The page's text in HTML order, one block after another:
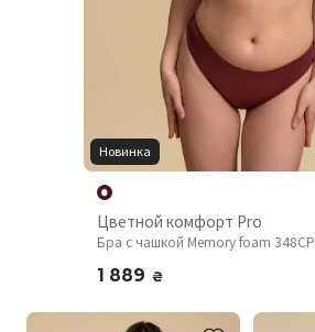
Новинка
Цветной комфорт Pro
Бра с чашкой Memory foam 348CP
1 889 ₴